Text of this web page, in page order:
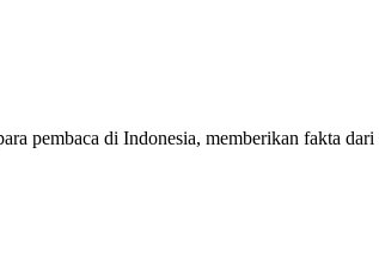
pembaca di Indonesia, memberikan fakta dari